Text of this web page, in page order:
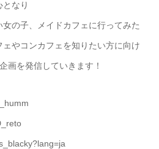
なり
女の子、メイドカフェに行ってみた
やコンカフェを知りたい方に向け
画を発信していきます！